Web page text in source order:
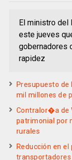
El ministro del
este jueves
gobernadores
rapidez
Presupuesto
mil millones de
Contralor�a de
patrimonial por
rurales
Reducción en
transportadores